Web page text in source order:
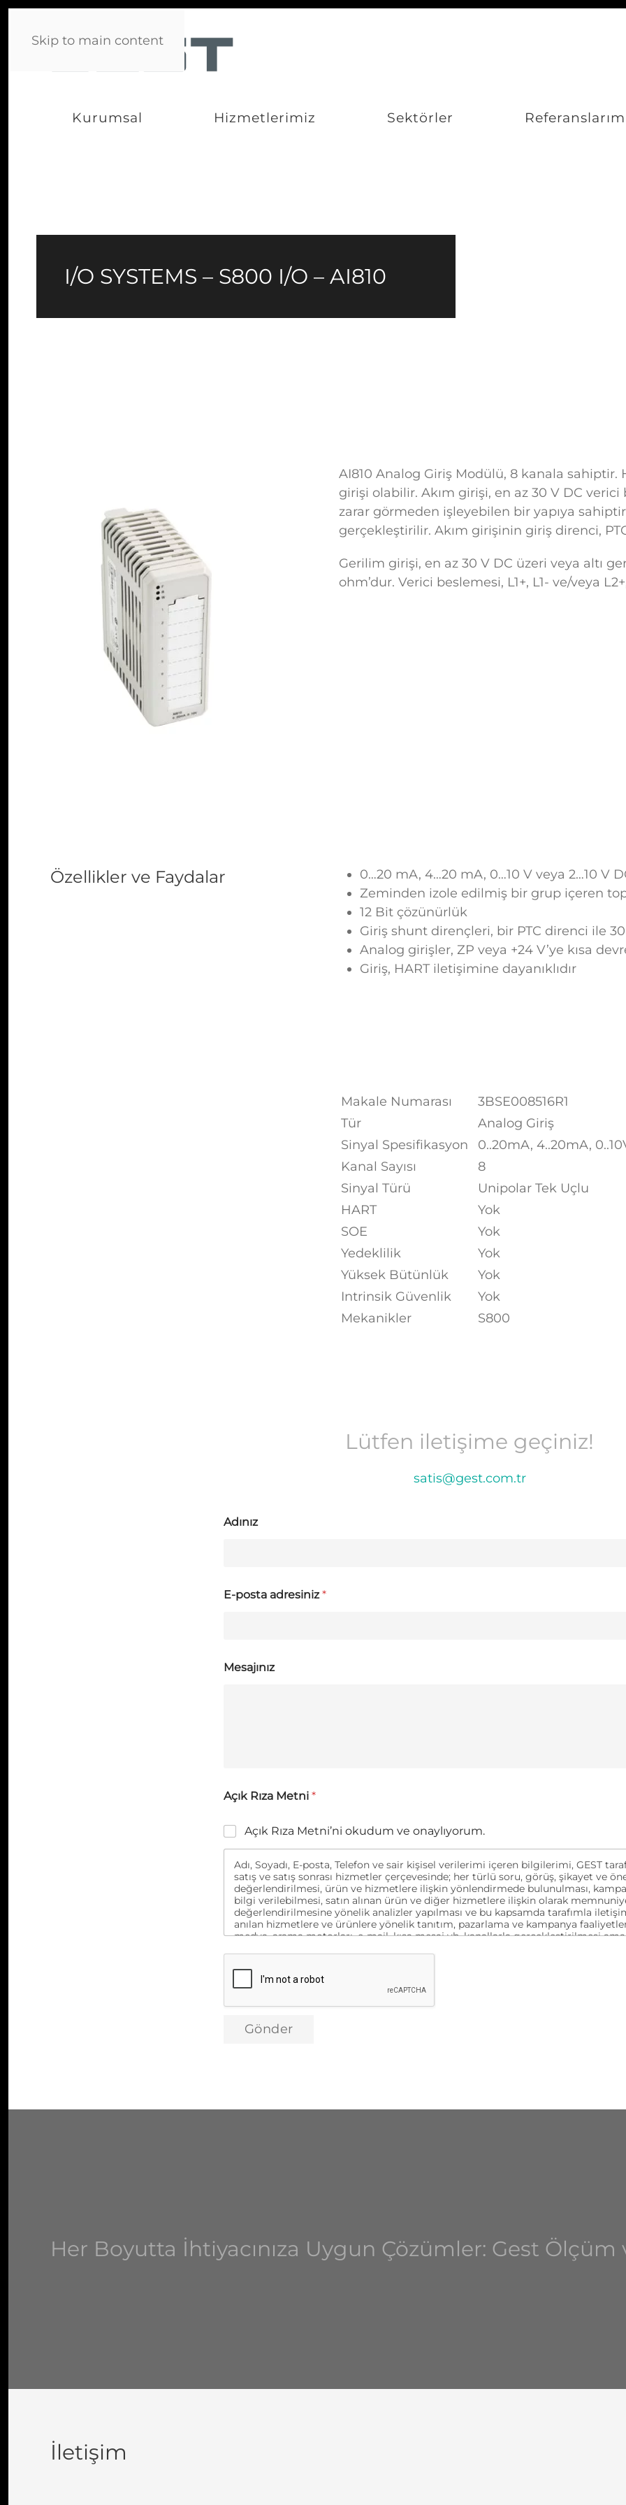
Skip to main content
Kurumsal Hizmetlerimiz Sektörler
I/O SYSTEMS – S800 I/O – AI810
AI810 Analog Giriş Modülü, 8 kanala
girişi olabilir. Akım girişi, en az 30 V DC
zarar görmeden işleyebilen bir yapıya
gerçekleştirilir. Akım girişinin giriş direnci,
Gerilim girişi, en az 30 V DC üzeri veya altı
ohm’dur. Verici beslemesi, L1+, L1- ve/veya
Özellikler ve Faydalar
0…20 mA, 4…20 mA, 0…10 V veya 2…10 V
Zeminden izole edilmiş bir grup içeren
12 Bit çözünürlük
Giriş shunt dirençleri, bir PTC direnci ile
Analog girişler, ZP veya +24 V’ye kısa
Giriş, HART iletişimine dayanıklıdır
Makale Numarası
3BSE008516R1
Tür
Analog Giriş
Sinyal Spesifikasyon
0..20mA, 4..20mA,
Kanal Sayısı
8
Sinyal Türü
Unipolar Tek Uçlu
HART
Yok
SOE
Yok
Yedeklilik
Yok
Yüksek Bütünlük
Yok
Intrinsik Güvenlik
Yok
Mekanikler
S800
Lütfen iletişime geçiniz!
satis@gest.com.tr
Adınız
E-posta adresiniz*
Mesajınız
Açık Rıza Metni *
Açık Rıza Metni’ni okudum ve onaylıyorum.
Adı, Soyadı, E-posta, Telefon ve sair kişisel verilerimi içeren bilgilerimi, GEST
satış ve satış sonrası hizmetler çerçevesinde; her türlü soru, görüş, şikayet ve
değerlendirilmesi, ürün ve hizmetlere ilişkin yönlendirmede bulunulması,
bilgi verilebilmesi, satın alınan ürün ve diğer hizmetlere ilişkin olarak
değerlendirilmesine yönelik analizler yapılması ve bu kapsamda tarafımla
anılan hizmetlere ve ürünlere yönelik tanıtım, pazarlama ve kampanya
medya, arama motorları, e-mail, kısa mesaj vb. kanallarla gerçekleştirilmesi
rızam ile onaylıyorum.
Gönder
Her Boyutta İhtiyacınıza Uygun Çözümler: Gest
İletişim